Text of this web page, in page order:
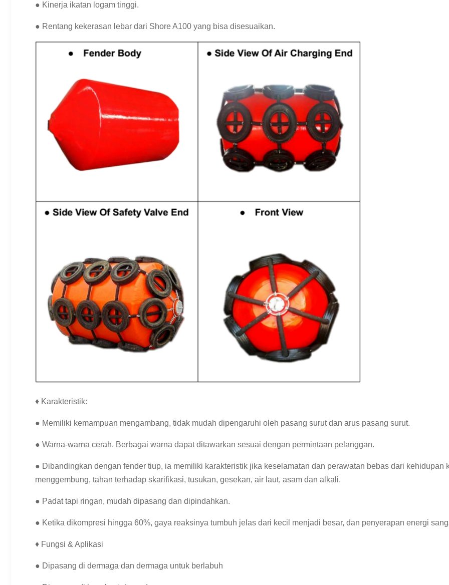
● Kinerja ikatan logam tinggi.
● Rentang kekerasan lebar dari Shore A100 yang bisa disesuaikan.
♦ Karakteristik:
● Memiliki kemampuan mengambang, tidak mudah dipengaruhi oleh pasang surut dan arus pasang surut.
● Warna-warna cerah. Berbagai warna dapat ditawarkan sesuai dengan permintaan pelanggan.
● Dibandingkan dengan fender tiup, ia memiliki karakteristik jika keselamatan dan perawatan bebas dari kehidupan
menggembung, tahan terhadap skarifikasi, tusukan, gesekan, air laut, asam dan alkali.
● Padat tapi ringan, mudah dipasang dan dipindahkan.
● Ketika dikompresi hingga 60%, gaya reaksinya tumbuh jelas dari kecil menjadi besar, dan penyerapan energi
♦ Fungsi & Aplikasi
● Dipasang di dermaga dan dermaga untuk berlabuh